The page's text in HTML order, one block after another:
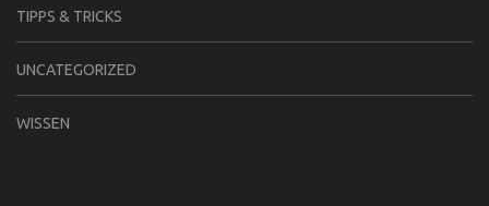
TIPPS & TRICKS
UNCATEGORIZED
WISSEN